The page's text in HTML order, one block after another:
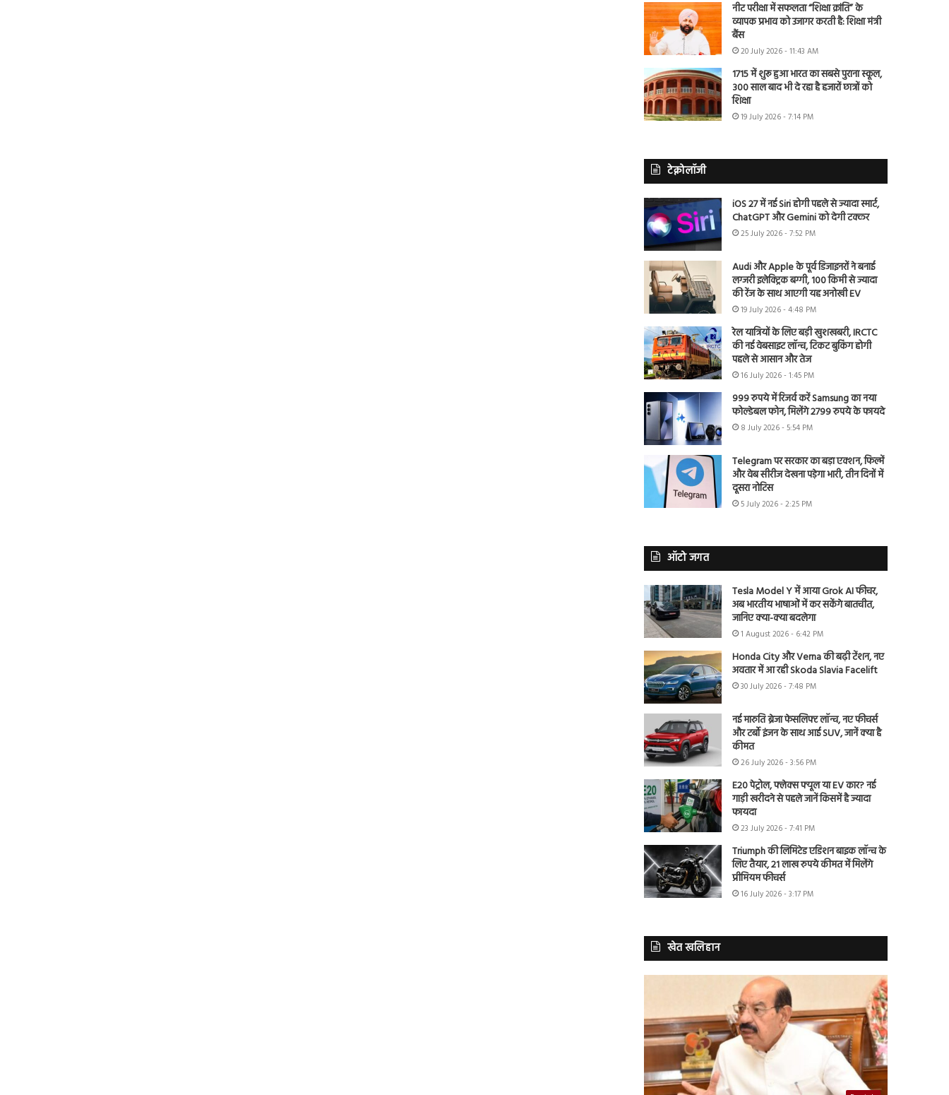
नीट परीक्षा में सफलता “शिक्षा क्रांति” के
व्यापक प्रभाव को उजागर करती है: शिक्षा मंत्री
बैंस
20 July 2026 - 11:43 AM
1715 में शुरू हुआ भारत का सबसे पुराना स्कूल,
300 साल बाद भी दे रहा है हजारों छात्रों को
शिक्षा
19 July 2026 - 7:14 PM
टेक्नोलॉजी
iOS 27 में नई Siri होगी पहले से ज्यादा स्मार्ट,
ChatGPT और Gemini को देगी टक्कर
25 July 2026 - 7:52 PM
Audi और Apple के पूर्व डिजाइनरों ने बनाई
लग्जरी इलेक्ट्रिक बग्गी, 100 किमी से ज्यादा
की रेंज के साथ आएगी यह अनोखी EV
19 July 2026 - 4:48 PM
रेल यात्रियों के लिए बड़ी खुशखबरी, IRCTC
की नई वेबसाइट लॉन्च, टिकट बुकिंग होगी
पहले से आसान और तेज
16 July 2026 - 1:45 PM
999 रुपये में रिजर्व करें Samsung का नया
फोल्डेबल फोन, मिलेंगे 2799 रुपये के फायदे
8 July 2026 - 5:54 PM
Telegram पर सरकार का बड़ा एक्शन, फिल्में
और वेब सीरीज देखना पड़ेगा भारी, तीन दिनों में
दूसरा नोटिस
5 July 2026 - 2:25 PM
ऑटो जगत
Tesla Model Y में आया Grok AI फीचर,
अब भारतीय भाषाओं में कर सकेंगे बातचीत,
जानिए क्या-क्या बदलेगा
1 August 2026 - 6:42 PM
Honda City और Verna की बढ़ी टेंशन, नए
अवतार में आ रही Skoda Slavia Facelift
30 July 2026 - 7:48 PM
नई मारुति ब्रेजा फेसलिफ्ट लॉन्च, नए फीचर्स
और टर्बो इंजन के साथ आई SUV, जानें क्या है
कीमत
26 July 2026 - 3:56 PM
E20 पेट्रोल, फ्लेक्स फ्यूल या EV कार? नई
गाड़ी खरीदने से पहले जानें किसमें है ज्यादा
फायदा
23 July 2026 - 7:41 PM
Triumph की लिमिटेड एडिशन बाइक लॉन्च के
लिए तैयार, 21 लाख रुपये कीमत में मिलेंगे
प्रीमियम फीचर्स
16 July 2026 - 3:17 PM
खेत खलिहान